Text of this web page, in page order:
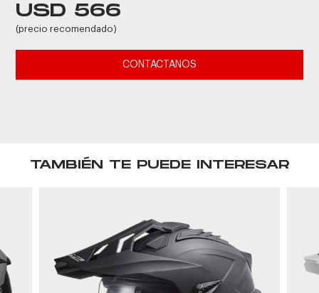
USD 566
(precio recomendado)
CONTACTANOS
TAMBIÉN TE PUEDE INTERESAR